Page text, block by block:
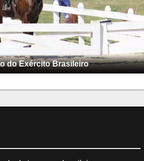
do Exército Brasileiro